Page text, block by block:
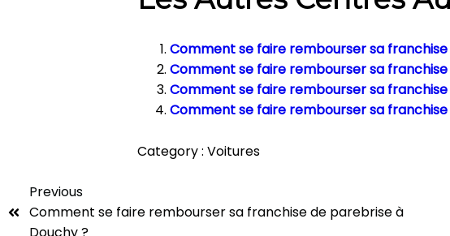
Comment se faire rembourser sa
Comment se faire rembourser sa
Comment se faire rembourser sa
Comment se faire rembourser sa
Category : Voitures
Previous
Comment se faire rembourser sa franchise de parebrise à